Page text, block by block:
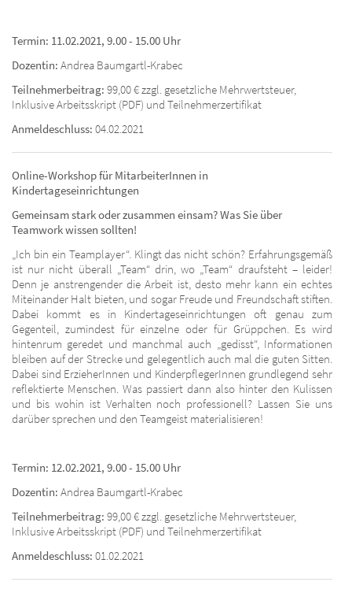
Termin: 11.02.2021, 9.00 - 15.00 Uhr
Dozentin: Andrea Baumgartl-Krabec
Teilnehmerbeitrag: 99,00 € zzgl. gesetzliche Mehrwertsteuer,
Inklusive Arbeitsskript (PDF) und Teilnehmerzertifikat
Anmeldeschluss: 04.02.2021
Online-Workshop für MitarbeiterInnen in
Kindertageseinrichtungen
Gemeinsam stark oder zusammen einsam?Was Sie über
Teamwork wissen sollten!
„Ich bin ein Teamplayer“. Klingt das nicht schön? Erfahrungsgemäß
ist nur nicht überall „Team“ drin, wo „Team“ draufsteht – leider!
Denn je anstrengender die Arbeit ist, desto mehr kann ein echtes
Miteinander Halt bieten, und sogar Freude und Freundschaft stiften.
Dabei kommt es in Kindertageseinrichtungen oft genau zum
Gegenteil, zumindest für einzelne oder für Grüppchen. Es wird
hintenrum geredet und manchmal auch „gedisst“, Informationen
bleiben auf der Strecke und gelegentlich auch mal die guten Sitten.
Dabei sind ErzieherInnen und KinderpflegerInnen grundlegend sehr
reflektierte Menschen. Was passiert dann also hinter den Kulissen
und bis wohin ist Verhalten noch professionell? Lassen Sie uns
darüber sprechen und den Teamgeist materialisieren!
Termin: 12.02.2021, 9.00 - 15.00 Uhr
Dozentin: Andrea Baumgartl-Krabec
Teilnehmerbeitrag: 99,00 € zzgl. gesetzliche Mehrwertsteuer,
Inklusive Arbeitsskript (PDF) und Teilnehmerzertifikat
Anmeldeschluss: 01.02.2021